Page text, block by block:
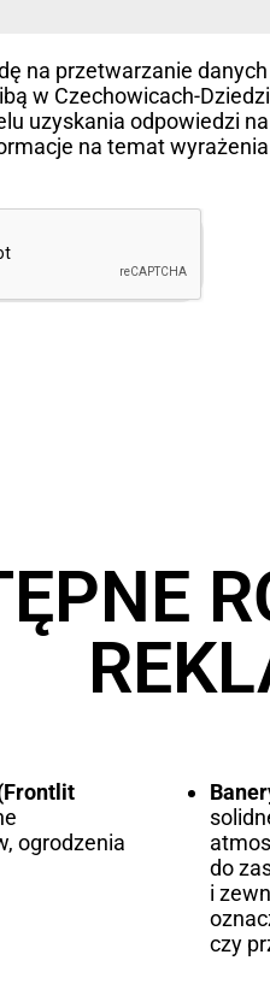
na przetwarzanie
w Czechowicach-
uzyskania odpowiedzi
na temat
ogrodzenia
do
i
czy